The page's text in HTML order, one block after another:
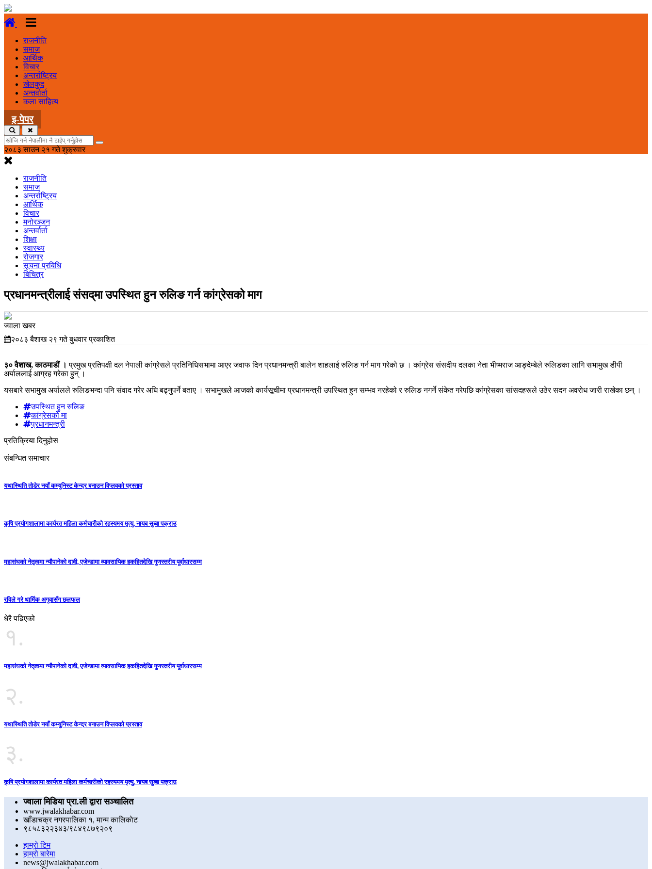
राजनीति
समाज
आर्थिक
विचार
अन्तर्राष्ट्रिय
खेलकुद
अन्तर्वार्ता
कला साहित्य
इ-पेपर
२०८३ साउन २१ गते शुक्रवार
राजनीति
समाज
अन्तर्राष्ट्रिय
आर्थिक
विचार
मनोरञ्जन
अन्तर्वार्ता
शिक्षा
स्वास्थ्य
रोजगार
सूचना प्रबिधि
बिचित्र
प्रधानमन्त्रीलाई संसद्‌मा उपस्थित हुन रुलिङ गर्न कांग्रेसको माग
ज्वाला खबर
२०८३ बैशाख २९ गते बुधवार प्रकाशित
३० वैशाख, काठमाडौं । प्रमुख प्रतिपक्षी दल नेपाली कांग्रेसले प्रतिनिधिसभामा आएर जवाफ दिन प्रधानमन्त्री बालेन शाहलाई रुलिङ गर्न माग गरेको छ । कांग्रेस संसदीय दलका नेता भीष्मराज आङ्देम्बेले रुलिङका लागि सभामुख डीपी
अर्याललाई आग्रह गरेका हुन् ।
यसबारे सभामुख अर्यालले रुलिङभन्दा पनि संवाद गरेर अघि बढ्नुपर्ने बताए । सभामुखले आजको कार्यसूचीमा प्रधानमन्त्री उपस्थित हुन सम्भव नरहेको र रुलिङ नगर्ने संकेत गरेपछि कांग्रेसका सांसदहरूले उठेर सदन अवरोध जारी राखेका छन् ।
उपस्थित हुन रुलिङ
कांग्रेसको मा
प्रधानमन्त्री
प्रतिक्रिया दिनुहोस
संबन्धित समाचार
यथास्थिति तोडेर नयाँ कम्युनिस्ट केन्द्र बनाउन विप्लवको प्रस्ताव
कृषि प्रयोगशालामा कार्यरत महिला कर्मचारीको रहस्यमय मृत्यु, नायब सुब्बा पक्राउ
महासंघको नेतृत्वमा न्यौपानेको दावी, एजेन्डामा व्यावसायिक हकहितदेखि गुणस्तरीय पूर्वाधारसम्म
रविले गरे धार्मिक अगुवासँग छलफल
धेरै पढिएको
१.
महासंघको नेतृत्वमा न्यौपानेको दावी, एजेन्डामा व्यावसायिक हकहितदेखि गुणस्तरीय पूर्वाधारसम्म
२.
यथास्थिति तोडेर नयाँ कम्युनिस्ट केन्द्र बनाउन विप्लवको प्रस्ताव
३.
कृषि प्रयोगशालामा कार्यरत महिला कर्मचारीको रहस्यमय मृत्यु, नायब सुब्बा पक्राउ
ज्वाला मिडिया प्रा.ली द्वारा सञ्चालित
www.jwalakhabar.com
खाँडाचक्र नगरपालिका १, मान्म कालिकाेट
९८५८३२२३४३/९८४९८७९२०९
हाम्रो टिम
हाम्रो बारेमा
news@jwalakhabar.com